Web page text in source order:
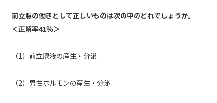
前立腺の働きとして正しいものは次の中のどれでしょうか。
＜正解率41％＞
（1）前立腺液の産生・分泌
（2）男性ホルモンの産生・分泌